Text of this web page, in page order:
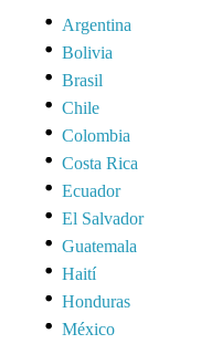
Argentina
Bolivia
Brasil
Chile
Colombia
Costa Rica
Ecuador
El Salvador
Guatemala
Haití
Honduras
México